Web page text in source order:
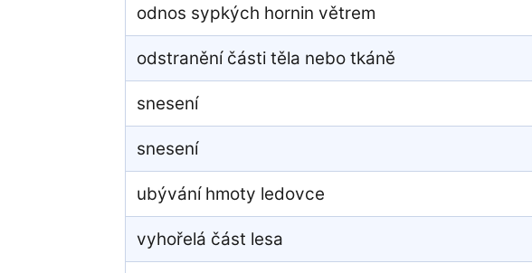
odnos sypkých hornin větrem
odstranění části těla nebo tkáně
snesení
snesení
ubývání hmoty ledovce
vyhořelá část lesa